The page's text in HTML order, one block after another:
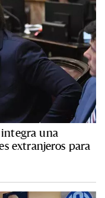
una
extranjeros para